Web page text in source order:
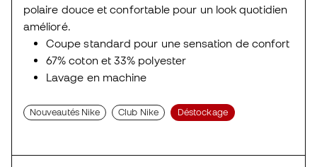
polaire douce et confortable pour un look quotidien
amélioré.
Coupe standard pour une sensation de confort
67% coton et 33% polyester
Lavage en machine
Nouveautés Nike Club Nike Déstockage